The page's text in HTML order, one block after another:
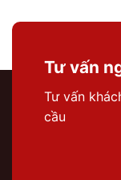
Tư vấn
Tư vấn
cầu